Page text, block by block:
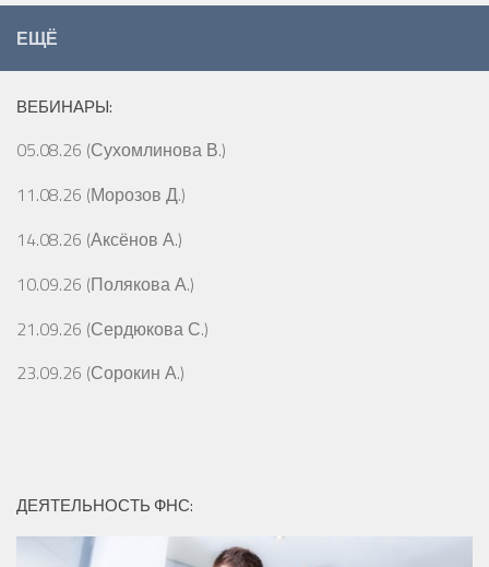
ЕЩЁ
ВЕБИНАРЫ:
05.08.26 (Сухомлинова В.)
11.08.26 (Морозов Д.)
14.08.26 (Аксёнов А.)
10.09.26 (Полякова А.)
21.09.26 (Сердюкова С.)
23.09.26 (Сорокин А.)
ДЕЯТЕЛЬНОСТЬ ФНС: